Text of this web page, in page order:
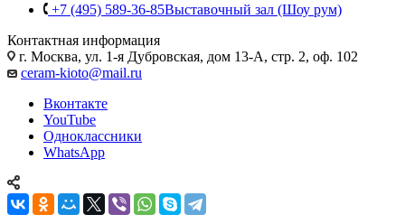
+7 (495) 589-36-85Выставочный зал (Шоу рум)
Контактная информация
г. Москва, ул. 1-я Дубровская, дом 13-А, стр. 2, оф. 102
ceram-kioto@mail.ru
Вконтакте
YouTube
Одноклассники
WhatsApp